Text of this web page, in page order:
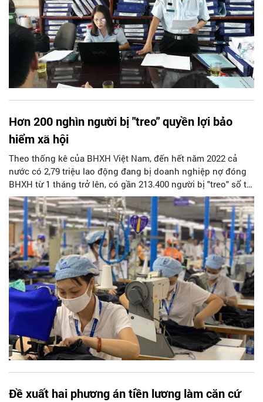
Hơn 200 nghìn người bị "treo" quyền lợi bảo
hiểm xã hội
Theo thống kê của BHXH Việt Nam, đến hết năm 2022 cả
nước có 2,79 triệu lao động đang bị doanh nghiệp nợ đóng
BHXH từ 1 tháng trở lên, có gần 213.400 người bị "treo" sổ tại
các doanh nghiệp đã giải thể, ngừng hoạt động, nợ BHXH
khó thu hồi.
Đề xuất hai phương án tiền lương làm căn cứ